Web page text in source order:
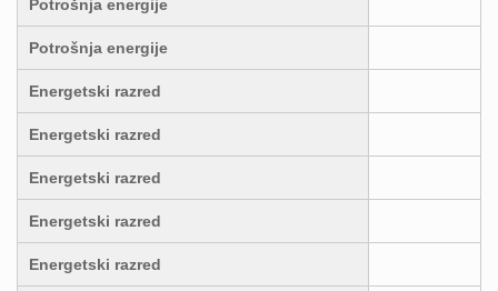
Potrošnja energije
Potrošnja energije
Energetski razred
Energetski razred
Energetski razred
Energetski razred
Energetski razred